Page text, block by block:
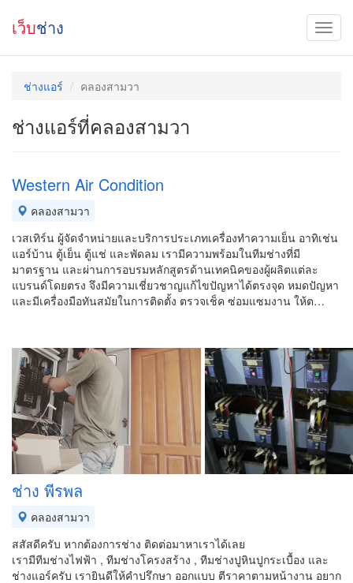
เว็บช่าง
ช่างแอร์ คลองสามวา
ช่างแอร์ที่คลองสามวา
Western Air Condition
คลองสามวา
เวสเทิร์น ผู้จัดจำหน่ายและบริการประเภทเครื่องทำความเย็น อาทิเช่น
แอร์บ้าน ตู้เย็น ตู้แช่ และพัดลม เรามีความพร้อมในทีมช่างที่มี
มาตรฐาน และผ่านการอบรมหลักสูตรด้านเทคนิคของผู้ผลิตแต่ละ
แบรนด์โดยตรง จึงมีความเชี่ยวชาญแก้ไขปัญหาได้ตรงจุด หมดปัญหา
และมีเครื่องมือทันสมัยในการติดตั้ง ตรวจเช็ค ซ่อมแซมงาน ให้ต…
ช่าง พีรพล
คลองสามวา
สสัสดีครับ หากต้องการช่าง ติดต่อมาหาเราได้เลย
เรามีทีมช่างไฟฟ้า , ทีมช่างโครงสร้าง , ทีมช่างปูหินปูกระเบื้อง และ
ช่างแอร์ครับ เรายินดีให้คำปรึกษา ออกแบบ ตีราคาตามหน้างาน อยาก